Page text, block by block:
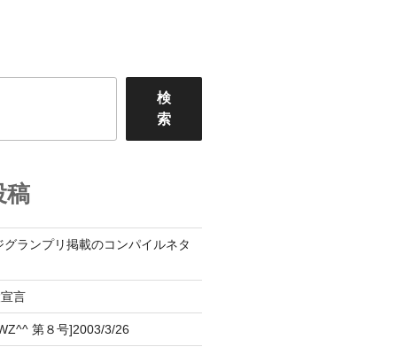
検
索
稿
グランプリ掲載のコンパイルネタ
言
第８号]2003/3/26